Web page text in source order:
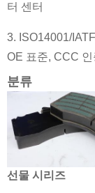
터 센터
3. ISO14001/
OE 표준, CCC 인
분류
선물 시리즈